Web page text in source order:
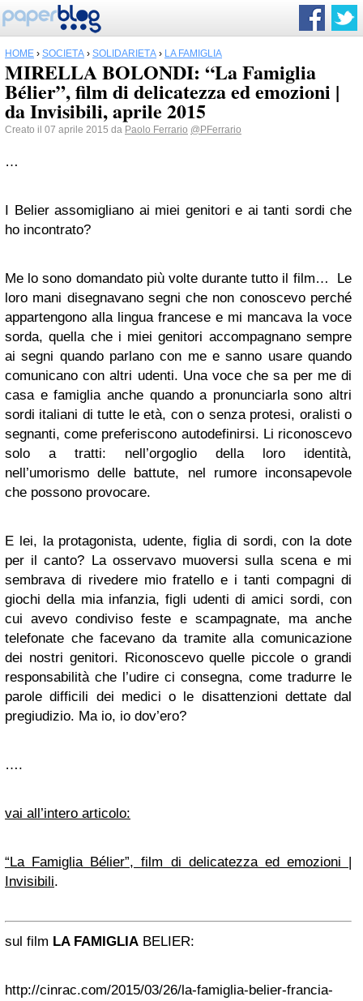
HOME › SOCIETÀ › SOLIDARIETÀ › LA FAMIGLIA
MIRELLA BOLONDI: “La Famiglia
Bélier”, film di delicatezza ed emozioni |
da Invisibili, aprile 2015
Creato il 07 aprile 2015 da Paolo Ferrario @PFerrario
…
I Belier assomigliano ai miei genitori e ai tanti sordi che
ho incontrato?
Me lo sono domandato più volte durante tutto il film… Le
loro mani disegnavano segni che non conoscevo perché
appartengono alla lingua francese e mi mancava la voce
sorda, quella che i miei genitori accompagnano sempre
ai segni quando parlano con me e sanno usare quando
comunicano con altri udenti. Una voce che sa per me di
casa e famiglia anche quando a pronunciarla sono altri
sordi italiani di tutte le età, con o senza protesi, oralisti o
segnanti, come preferiscono autodefinirsi. Li riconoscevo
solo a tratti: nell’orgoglio della loro identità,
nell’umorismo delle battute, nel rumore inconsapevole
che possono provocare.
E lei, la protagonista, udente, figlia di sordi, con la dote
per il canto? La osservavo muoversi sulla scena e mi
sembrava di rivedere mio fratello e i tanti compagni di
giochi della mia infanzia, figli udenti di amici sordi, con
cui avevo condiviso feste e scampagnate, ma anche
telefonate che facevano da tramite alla comunicazione
dei nostri genitori. Riconoscevo quelle piccole o grandi
responsabilità che l’udire ci consegna, come tradurre le
parole difficili dei medici o le disattenzioni dettate dal
pregiudizio. Ma io, io dov’ero?
….
vai all’intero articolo:
“La Famiglia Bélier”, film di delicatezza ed emozioni |
Invisibili.
sul film LA FAMIGLIA BELIER:
http://cinrac.com/2015/03/26/la-famiglia-belier-francia-